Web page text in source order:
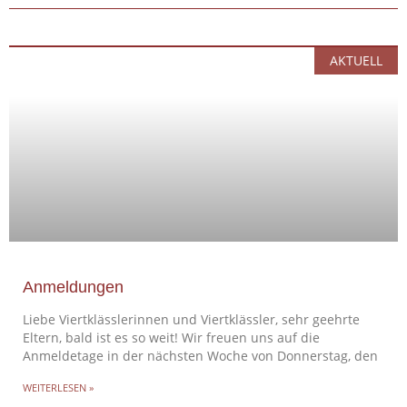
AKTUELL
Anmeldungen
Liebe Viertklässlerinnen und Viertklässler, sehr geehrte
Eltern, bald ist es so weit! Wir freuen uns auf die
Anmeldetage in der nächsten Woche von Donnerstag, den
WEITERLESEN »